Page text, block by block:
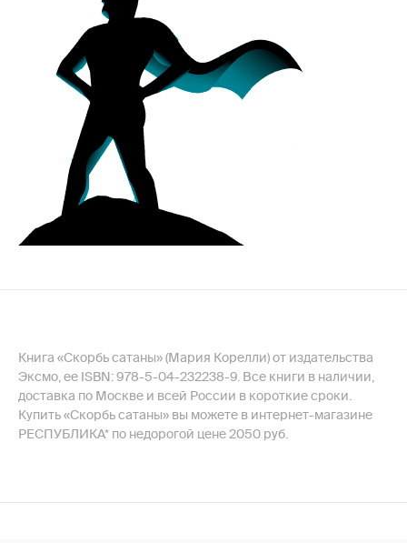
Книга «Скорбь сатаны» (Мария Корелли) от издательства
Эксмо, ее ISBN: 978-5-04-232238-9. Все книги в наличии,
доставка по Москве и всей России в короткие сроки.
Купить «Скорбь сатаны» вы можете в интернет-магазине
РЕСПУБЛИКА* по недорогой цене 2050 руб.